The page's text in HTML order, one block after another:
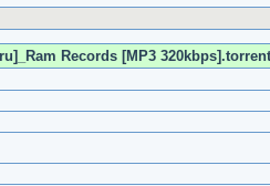
Records [MP3 320kbps].torrent